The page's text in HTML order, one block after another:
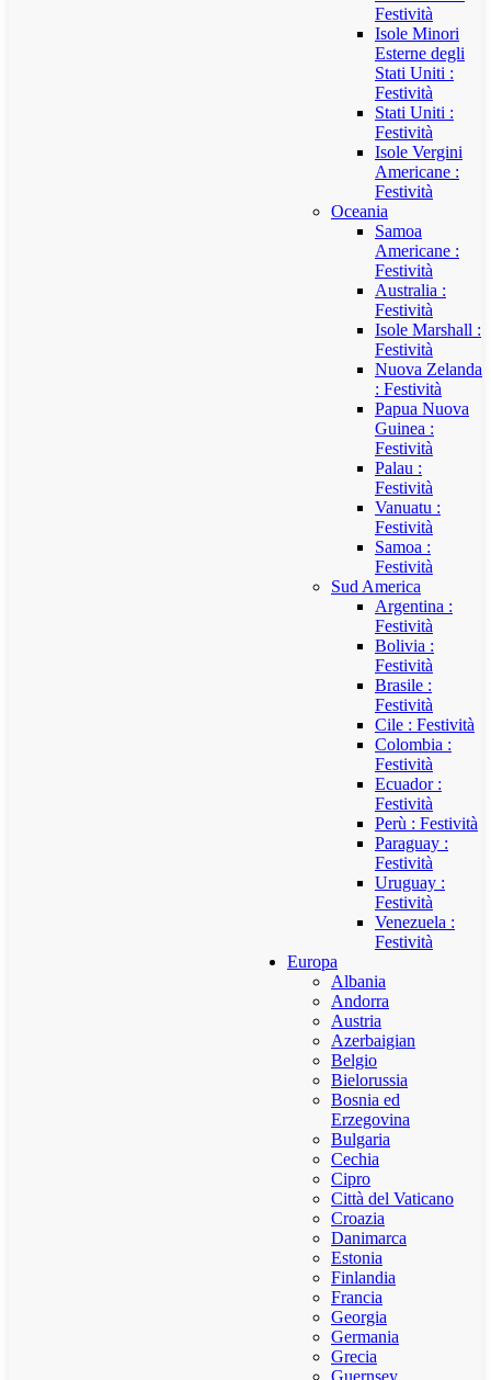
Festività
Isole Minori
Esterne degli
Stati Uniti :
Festività
Stati Uniti :
Festività
Isole Vergini
Americane :
Festività
Oceania
Samoa
Americane :
Festività
Australia :
Festività
Isole Marshall :
Festività
Nuova Zelanda
: Festività
Papua Nuova
Guinea :
Festività
Palau :
Festività
Vanuatu :
Festività
Samoa :
Festività
Sud America
Argentina :
Festività
Bolivia :
Festività
Brasile :
Festività
Cile : Festività
Colombia :
Festività
Ecuador :
Festività
Perù : Festività
Paraguay :
Festività
Uruguay :
Festività
Venezuela :
Festività
Europa
Albania
Andorra
Austria
Azerbaigian
Belgio
Bielorussia
Bosnia ed
Erzegovina
Bulgaria
Cechia
Cipro
Città del Vaticano
Croazia
Danimarca
Estonia
Finlandia
Francia
Georgia
Germania
Grecia
Guernsey